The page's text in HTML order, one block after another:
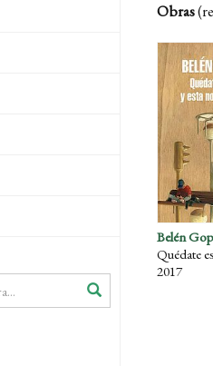
Obras
Belén
2017